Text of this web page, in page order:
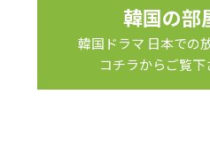
韓国の部
韓国ドラマ 日本での
コチラからご覧下